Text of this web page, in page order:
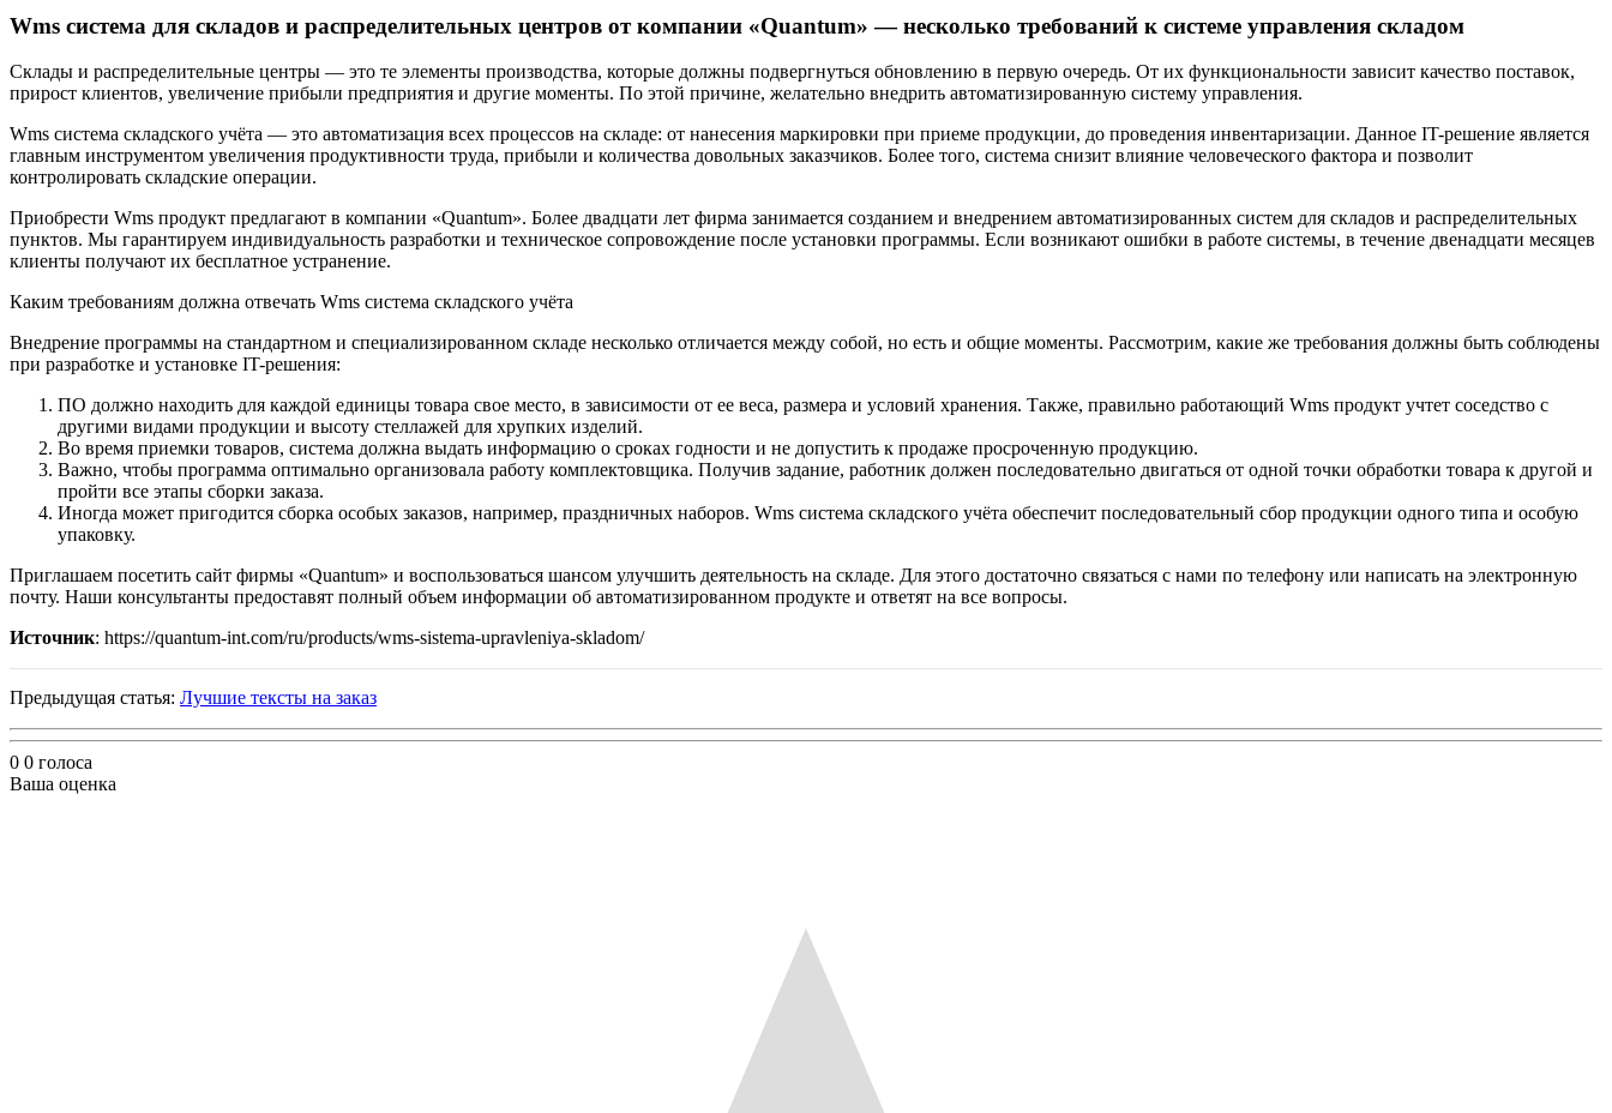
Wms система для складов и распределительных центров от компании «Quantum» — несколько требований к системе управления складом
Склады и распределительные центры — это те элементы производства, которые должны подвергнуться обновлению в первую очередь. От их функциональности зависит качество поставок,
прирост клиентов, увеличение прибыли предприятия и другие моменты. По этой причине, желательно внедрить автоматизированную систему управления.
Wms система складского учёта — это автоматизация всех процессов на складе: от нанесения маркировки при приеме продукции, до проведения инвентаризации. Данное IT-решение является
главным инструментом увеличения продуктивности труда, прибыли и количества довольных заказчиков. Более того, система снизит влияние человеческого фактора и позволит
контролировать складские операции.
Приобрести Wms продукт предлагают в компании «Quantum». Более двадцати лет фирма занимается созданием и внедрением автоматизированных систем для складов и распределительных
пунктов. Мы гарантируем индивидуальность разработки и техническое сопровождение после установки программы. Если возникают ошибки в работе системы, в течение двенадцати месяцев
клиенты получают их бесплатное устранение.
Каким требованиям должна отвечать Wms система складского учёта
Внедрение программы на стандартном и специализированном складе несколько отличается между собой, но есть и общие моменты. Рассмотрим, какие же требования должны быть соблюдены
при разработке и установке IT-решения:
ПО должно находить для каждой единицы товара свое место, в зависимости от ее веса, размера и условий хранения. Также, правильно работающий Wms продукт учтет соседство с
другими видами продукции и высоту стеллажей для хрупких изделий.
Во время приемки товаров, система должна выдать информацию о сроках годности и не допустить к продаже просроченную продукцию.
Важно, чтобы программа оптимально организовала работу комплектовщика. Получив задание, работник должен последовательно двигаться от одной точки обработки товара к другой и
пройти все этапы сборки заказа.
Иногда может пригодится сборка особых заказов, например, праздничных наборов. Wms система складского учёта обеспечит последовательный сбор продукции одного типа и особую
упаковку.
Приглашаем посетить сайт фирмы «Quantum» и воспользоваться шансом улучшить деятельность на складе. Для этого достаточно связаться с нами по телефону или написать на электронную
почту. Наши консультанты предоставят полный объем информации об автоматизированном продукте и ответят на все вопросы.
Источник: https://quantum-int.com/ru/products/wms-sistema-upravleniya-skladom/
Предыдущая статья: Лучшие тексты на заказ
0 0 голоса
Ваша оценка